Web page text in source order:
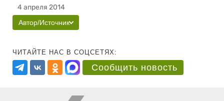
4 апреля 2014
Автор/Источник
ЧИТАЙТЕ НАС В СОЦСЕТЯХ:
Сообщить новость